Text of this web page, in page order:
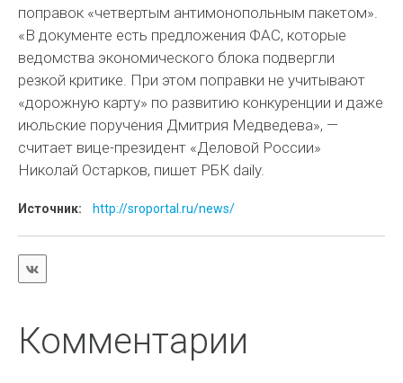
поправок «четвертым антимонопольным пакетом».
«В документе есть предложения ФАС, которые
ведомства экономического блока подвергли
резкой критике. При этом поправки не учитывают
«дорожную карту» по развитию конкуренции и даже
июльские поручения Дмитрия Медведева», —
считает вице-президент «Деловой России»
Николай Остарков, пишет РБК daily.
Источник: http://sroportal.ru/news/
Комментарии